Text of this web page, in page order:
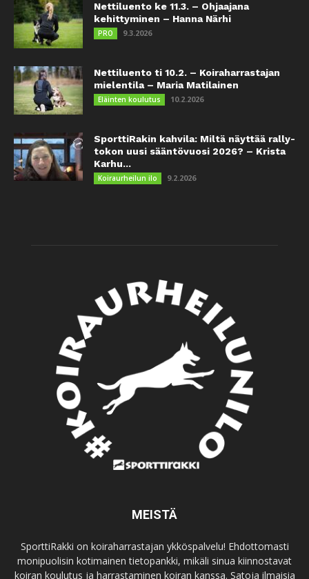
Nettiluento ke 11.3. – Ohjaajana
kehittyminen – Hanna Närhi
PRO 9.3.2026
Nettiluento ti 10.2. – Koiraharrastajan
mielentila – Maria Matilainen
Eläinten koulutus 10.2.2026
SporttiRakin kahvila: Miltä näyttää rally-
tokon uusi sääntövuosi 2026? – Krista
Karhu...
Koiraurheilun ilo 9.2.2026
MEISTÄ
SporttiRakki on koiraharrastajan ykköspalvelu! Ehdottomasti
monipuolisin kotimainen tietopankki, mikäli sinua kiinnostavat
koiran koulutus ja harrastaminen koiran kanssa. Satoja ilmaisia